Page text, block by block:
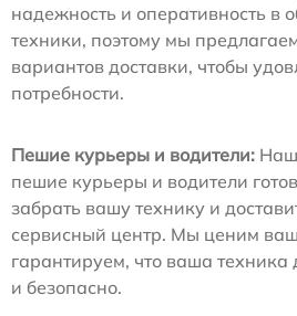
надежность и оперативность в
техники, поэтому мы
вариантов доставки, чтобы
потребности.
Пешие курьеры и водители:
пешие курьеры и водители
забрать вашу технику и
сервисный центр. Мы ценим
гарантируем, что ваша техника
и безопасно.